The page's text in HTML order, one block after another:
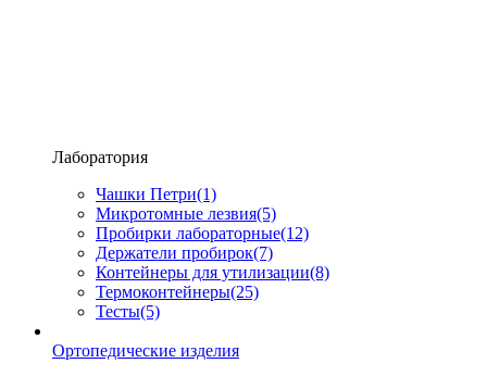
Лаборатория
Чашки Петри(1)
Микротомные лезвия(5)
Пробирки лабораторные(12)
Держатели пробирок(7)
Контейнеры для утилизации(8)
Термоконтейнеры(25)
Тесты(5)
Ортопедические изделия